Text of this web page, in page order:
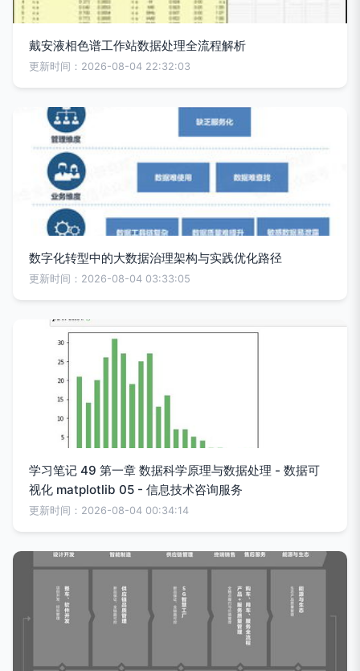
戴安液相色谱工作站数据处理全流程解析
更新时间：2026-08-04 22:32:03
数字化转型中的大数据治理架构与实践优化路径
更新时间：2026-08-04 03:33:05
学习笔记 49 第一章 数据科学原理与数据处理 - 数据可
视化 matplotlib 05 - 信息技术咨询服务
更新时间：2026-08-04 00:34:14